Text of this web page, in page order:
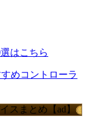
はこちら
めコントローラ
スまとめ【ad】